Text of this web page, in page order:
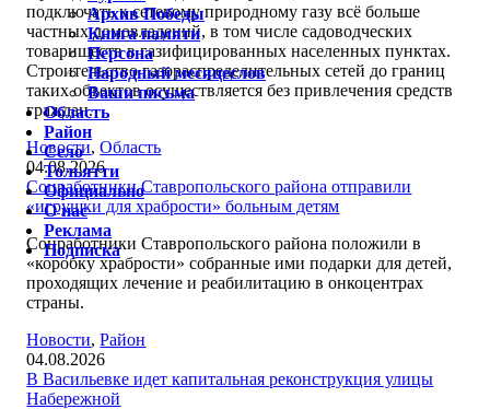
подключать к сетевому природному газу всё больше
частных домовладений, в том числе садоводческих
товариществ в газифицированных населенных пунктах.
Строительство газораспределительных сетей до границ
таких объектов осуществляется без привлечения средств
граждан.
Новости,Область
04.08.2026
Соцработники Ставропольского района отправили
«игрушки для храбрости» больным детям
Соцработники Ставропольского района положили в
«коробку храбрости» собранные ими подарки для детей,
проходящих лечение и реабилитацию в онкоцентрах
страны.
Новости,Район
04.08.2026
В Васильевке идет капитальная реконструкция улицы
Набережной
Архив Победы
Книга памяти
Персона
Народный месяцеслов
Ваши письма
Область
Район
Село
Тольятти
Официально
О нас
Реклама
Подписка